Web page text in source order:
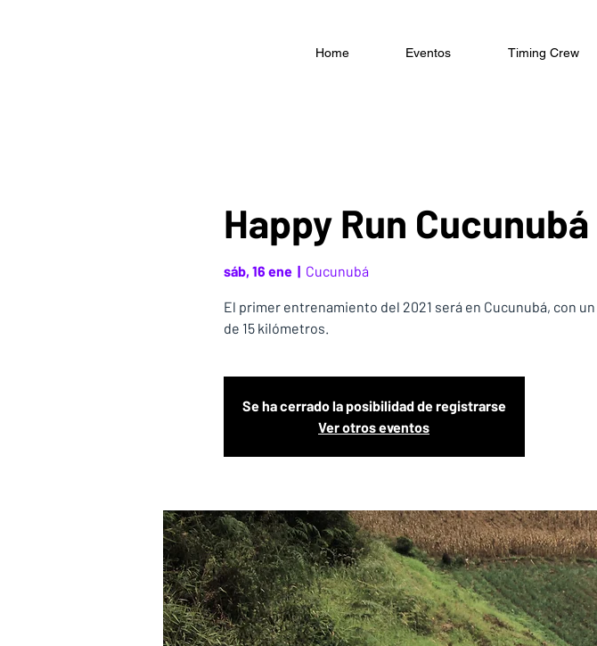
Home Eventos Timing Crew
Happy Run
sáb, 16 ene
  |
Cucunubá
El primer entrenamiento del 2021 será en Cucunubá, con
de 15 kilómetros.
Se ha cerrado la posibilidad de registrarse
Ver otros eventos